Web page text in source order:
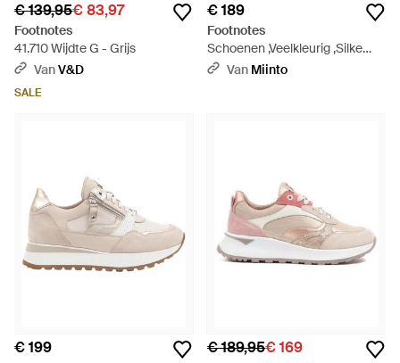
€ 139,95€ 83,97
Footnotes
41.710 Wijdte G - Grijs
VanV&D
SALE
€ 189
Footnotes
Schoenen ,Veelkleurig ,Silke
Sneaker - Roze
Van Miinto
€ 199 € 189,95€ 169